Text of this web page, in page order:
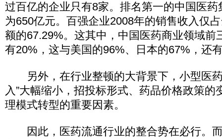
过百亿的企业只有8家。排名第一的中国医
为650亿元。百强企业2008年的销售收入仅
额的67.29%。这其中，中国医药商业领域前
有20%，这与美国的96%、日本的67%，还
另外，在行业整顿的大背景下，小型医药
入”大幅缩小，招投标形式、药品价格政策的
理模式转型的重要因素。
因此，医药流通行业的整合势在必行。